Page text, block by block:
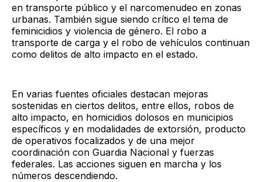
en transporte público y el narcomenudeo en zonas
urbanas. También sigue siendo crítico el tema de
feminicidios y violencia de género. El robo a
transporte de carga y el robo de vehículos continuan
como delitos de alto impacto en el estado.
En varias fuentes oficiales destacan mejoras
sostenidas en ciertos delitos, entre ellos, robos de
alto impacto, en homicidios dolosos en municipios
específicos y en modalidades de extorsión, producto
de operativos focalizados y de una mejor
coordinación con Guardia Nacional y fuerzas
federales. Las acciones siguen en marcha y los
números descendiendo.